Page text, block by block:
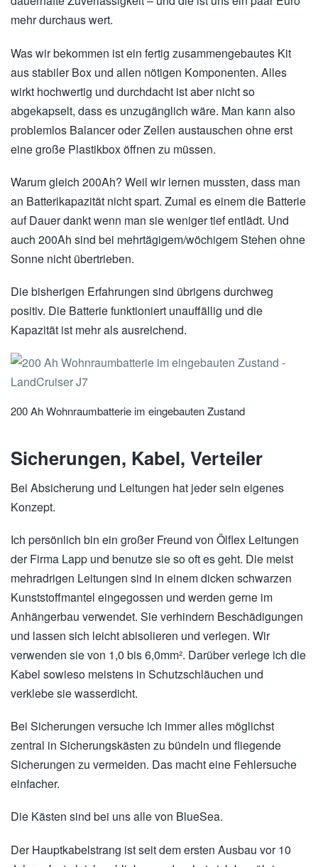
mehr durchaus wert.
Was wir bekommen ist ein fertig zusammengebautes Kit
aus stabiler Box und allen nötigen Komponenten. Alles
wirkt hochwertig und durchdacht ist aber nicht so
abgekapselt, dass es unzugänglich wäre. Man kann also
problemlos Balancer oder Zellen austauschen ohne erst
eine große Plastikbox öffnen zu müssen.
Warum gleich 200Ah? Weil wir lernen mussten, dass man
an Batterikapazität nicht spart. Zumal es einem die Batterie
auf Dauer dankt wenn man sie weniger tief entlädt. Und
auch 200Ah sind bei mehrtägigem/wöchigem Stehen ohne
Sonne nicht übertrieben.
Die bisherigen Erfahrungen sind übrigens durchweg
positiv. Die Batterie funktioniert unauffällig und die
Kapazität ist mehr als ausreichend.
200 Ah Wohnraumbatterie im eingebauten Zustand
Sicherungen, Kabel, Verteiler
Bei Absicherung und Leitungen hat jeder sein eigenes
Konzept.
Ich persönlich bin ein großer Freund von Ölflex Leitungen
der Firma Lapp und benutze sie so oft es geht. Die meist
mehradrigen Leitungen sind in einem dicken schwarzen
Kunststoffmantel eingegossen und werden gerne im
Anhängerbau verwendet. Sie verhindern Beschädigungen
und lassen sich leicht abisolieren und verlegen. Wir
verwenden sie von 1,0 bis 6,0mm². Darüber verlege ich die
Kabel sowieso meistens in Schutzschläuchen und
verklebe sie wasserdicht.
Bei Sicherungen versuche ich immer alles möglichst
zentral in Sicherungskästen zu bündeln und fliegende
Sicherungen zu vermeiden. Das macht eine Fehlersuche
einfacher.
Die Kästen sind bei uns alle von BlueSea.
Der Hauptkabelstrang ist seit dem ersten Ausbau vor 10